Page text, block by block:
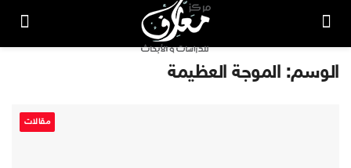
الوسم: الموجة العظيمة
مقالات